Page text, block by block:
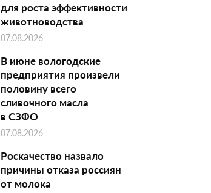
для роста эффективности
животноводства
07.08.2026
В июне вологодские
предприятия произвели
половину всего
сливочного масла
в СЗФО
07.08.2026
Роскачество назвало
причины отказа россиян
от молока